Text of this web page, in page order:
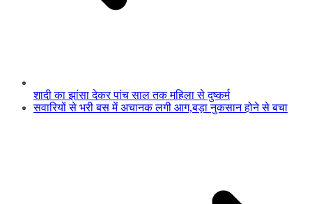
शादी का झांसा देकर पांच साल तक महिला से दुष्कर्म
सवारियों से भरी बस में अचानक लगी आग,बड़ा नुकसान होने से बचा